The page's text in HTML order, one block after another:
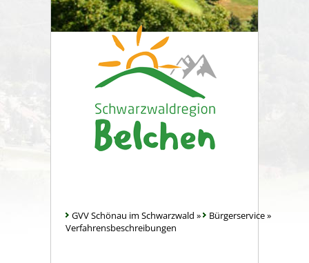
GVV Schönau im Schwarzwald » Bürgerservice»
Verfahrensbeschreibungen